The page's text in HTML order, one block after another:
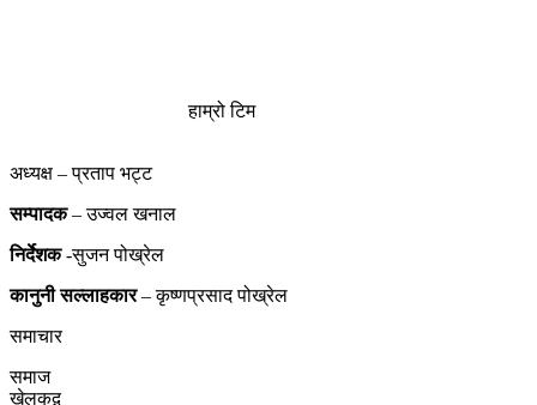
हाम्रो टिम
अध्यक्ष – प्रताप भट्ट
सम्पादक– उज्वल खनाल
निर्देशक-सुजन पोख्रेल
कानुनी सल्लाहकार– कृष्णप्रसाद पोख्रेल
समाचार
समाज
खेलकुद़़